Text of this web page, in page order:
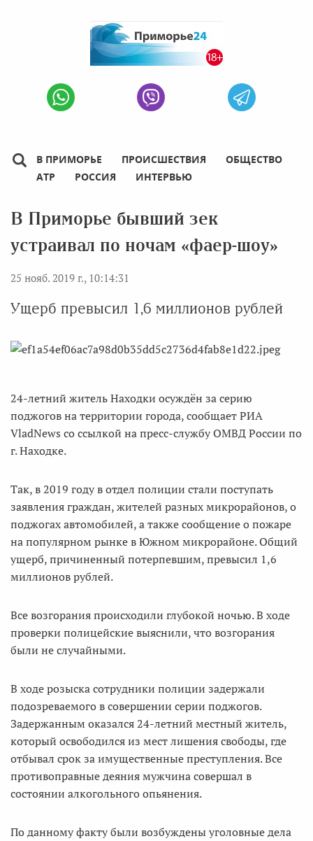
В ПРИМОРЬЕ ПРОИСШЕСТВИЯ
ОБЩЕСТВО
АТР
РОССИЯ ИНТЕРВЬЮ
В Приморье бывший зек
устраивал по ночам «фаер-шоу»
25 нояб. 2019 г., 10:14:31
Ущерб превысил 1,6 миллионов рублей
24-летний житель Находки осуждён за серию
поджогов на территории города, сообщает РИА
VladNews со ссылкой на пресс-службу ОМВД России по
г. Находке.
Так, в 2019 году в отдел полиции стали поступать
заявления граждан, жителей разных микрорайонов, о
поджогах автомобилей, а также сообщение о пожаре
на популярном рынке в Южном микрорайоне. Общий
ущерб, причиненный потерпевшим, превысил 1,6
миллионов рублей.
Все возгорания происходили глубокой ночью. В ходе
проверки полицейские выяснили, что возгорания
были не случайными.
В ходе розыска сотрудники полиции задержали
подозреваемого в совершении серии поджогов.
Задержанным оказался 24-летний местный житель,
который освободился из мест лишения свободы, где
отбывал срок за имущественные преступления. Все
противоправные деяния мужчина совершал в
состоянии алкогольного опьянения.
По данному факту были возбуждены уголовные дела